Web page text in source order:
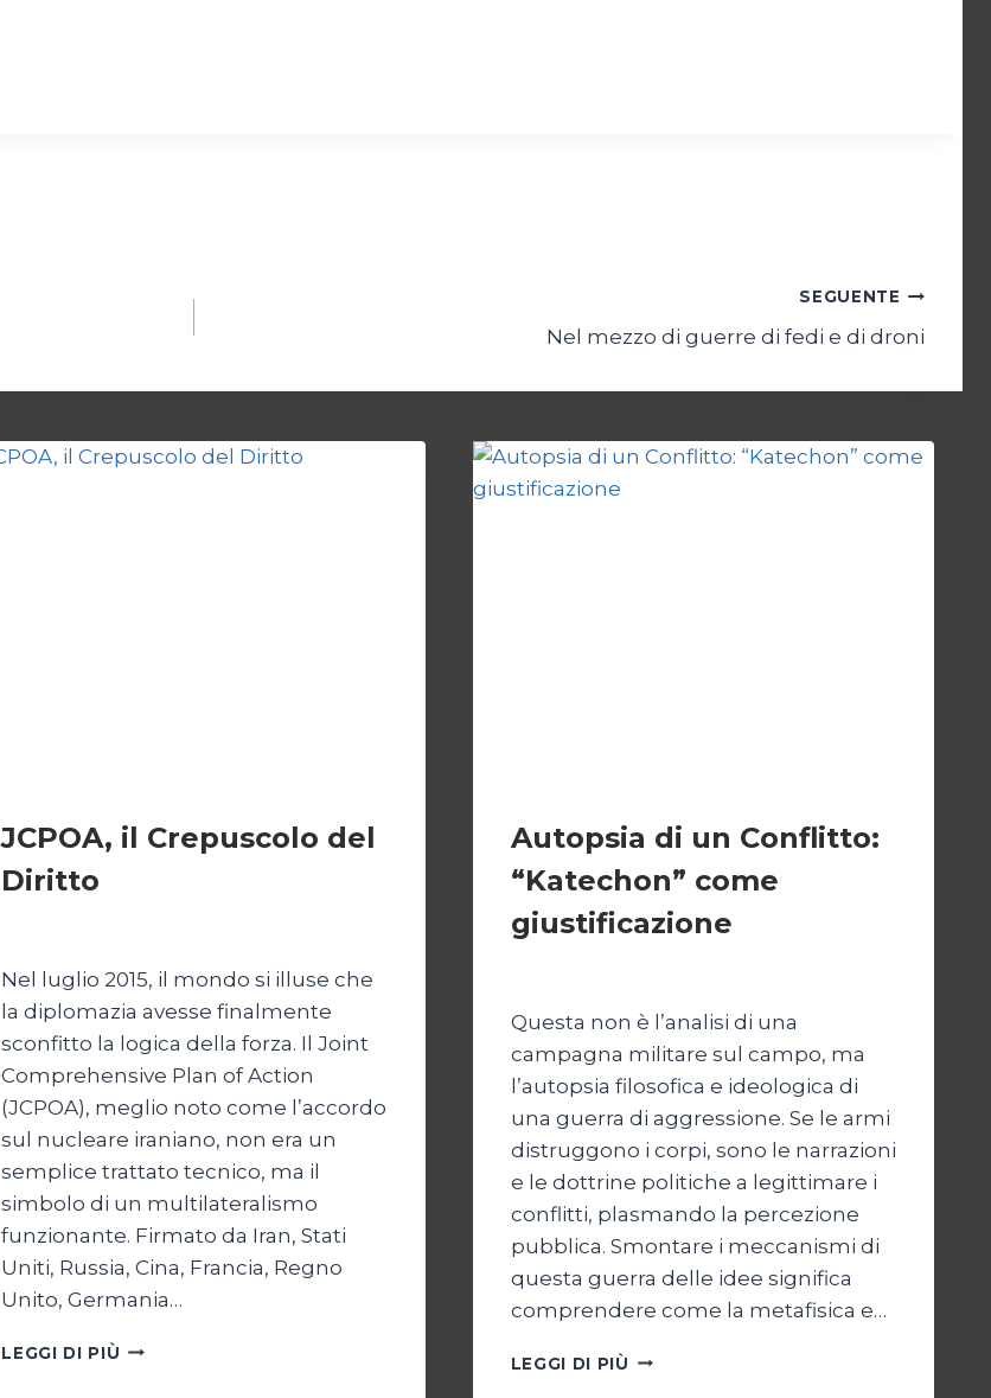
SEGUENTE
Nel mezzo di guerre di fedi e di droni
JCPOA, il Crepuscolo del
Diritto
Nel luglio 2015, il mondo si illuse che
la diplomazia avesse finalmente
sconfitto la logica della forza. Il Joint
Comprehensive Plan of Action
(JCPOA), meglio noto come l’accordo
sul nucleare iraniano, non era un
semplice trattato tecnico, ma il
simbolo di un multilateralismo
funzionante. Firmato da Iran, Stati
Uniti, Russia, Cina, Francia, Regno
Unito, Germania…
LEGGI DI PIÙ JCPOA,
Autopsia di un Conflitto:
“Katechon” come
giustificazione
Questa non è l’analisi di una
campagna militare sul campo, ma
l’autopsia filosofica e ideologica di
una guerra di aggressione. Se le armi
distruggono i corpi, sono le narrazioni
e le dottrine politiche a legittimare i
conflitti, plasmando la percezione
pubblica. Smontare i meccanismi di
questa guerra delle idee significa
comprendere come la metafisica e…
LEGGI DI PIÙ AUTOPSIA